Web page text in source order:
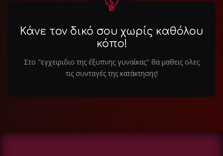
Κάνε τον δικό σου χωρίς καθόλου
κόπο!
Στο "εγχειριδιο της έξυπνης γυναίκας" θα μαθεις ολες
τις συνταγές της κατάκτησης!